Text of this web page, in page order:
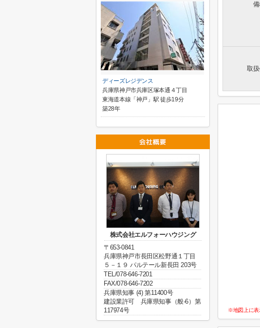
取
※地図上に表
ディーズレジデンス
兵庫県神戸市兵庫区塚本通４丁目
東海道本線「神戸」駅 徒歩19分
築28年
株式会社エルフォーハウジング
〒653-0841
兵庫県神戸市長田区松野通１丁目
５－１９ パルテール新長田 203号
TEL/078-646-7201
FAX/078-646-7202
兵庫県知事 (4) 第11400号
建設業許可 兵庫県知事（般-6）第
117974号